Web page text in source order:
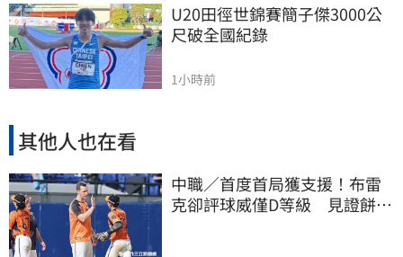
U20田徑世錦賽簡子傑3000公
尺破全國紀錄
1小時前
其他人也在看
中職／首度首局獲支援！布雷
克卻評球威僅D等級 見證餅總